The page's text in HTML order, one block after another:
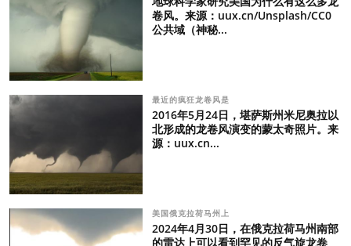
卷风。来源：uux.cn/Unsplash/CC0
公共域（神秘...
最近的疯狂龙卷风是
2016年5月24日，堪萨斯州米尼奥拉以
北形成的龙卷风演变的蒙太奇照片。来
源：uux.cn...
美国俄克拉荷马州上
2024年4月30日，在俄克拉荷马州南部
的雷达上可以看到罕见的反气旋龙卷